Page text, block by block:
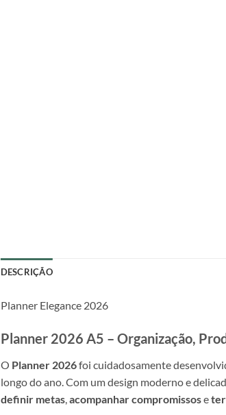
DESCRIÇÃO
Planner Elegance 2026
Planner 2026 A5 – Organização,
O Planner 2026foi cuidadosamente
longo do ano. Com um design moderno e
definir metas,acompanhar compromissoseter